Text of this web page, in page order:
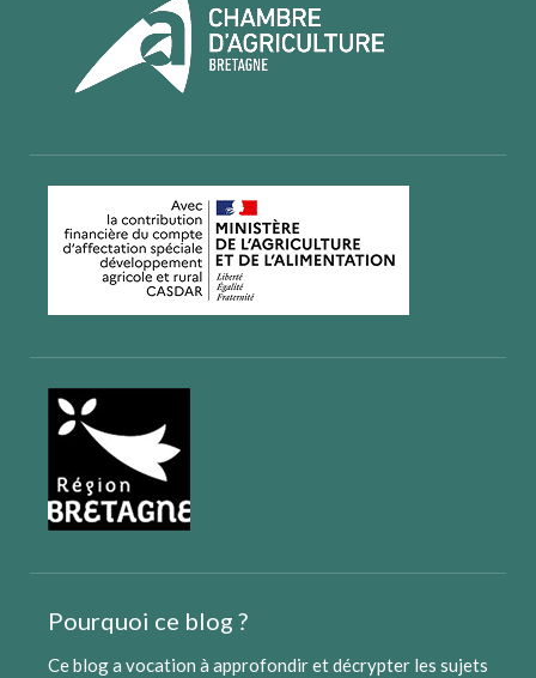
Pourquoi ce blog ?
Ce blog a vocation à approfondir et décrypter les sujets